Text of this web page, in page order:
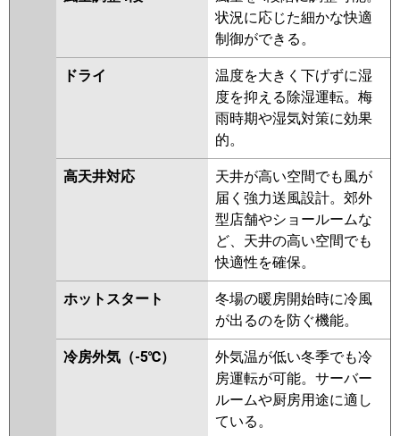
ZRMP56SELFGY PLZ-
ZRMP56SEFV PLZ-
ZRMP56SELFV
PLZ-
ZRMP56SEFGV PLZ-
ZRMP56SELFGV PLZ-
ZRMP56SEFR PLZ-
ZRMP56SELFR
ZRMP56SEFGR PLZ-
ZRMP56SELFGR
RCI-GP56RGHJ8 RCI-GP56RGHJ7
RCI-GP56RGHJ6 RCI-GP56RGHJ5
RCI-GP56RGHJ4 RCI-GP56RGHJ3
RCI-AP56GHJ6 RCI-AP56GHJ5
RCI-GP56RGHJ1
三菱重工 FDTZ566HK6S FDTZ566HK6S-
airf
FDTZ566HK6S-rak
FDTZ566HK6S-osj
FDTZ565HKA5SA-osj
FDTZ565HKA5SA-rak
状況に応じた細かな快適
制御ができる。
ドライ
温度を大きく下げずに湿
度を抑える除湿運転。梅
雨時期や湿気対策に効果
的。
高天井対応
天井が高い空間でも風が
届く強力送風設計。郊外
型店舗やショールームな
ど、天井の高い空間でも
快適性を確保。
ホットスタート
冬場の暖房開始時に冷風
が出るのを防ぐ機能。
冷房外気（-5℃）
外気温が低い冬季でも冷
房運転が可能。サーバー
ルームや厨房用途に適し
ている。